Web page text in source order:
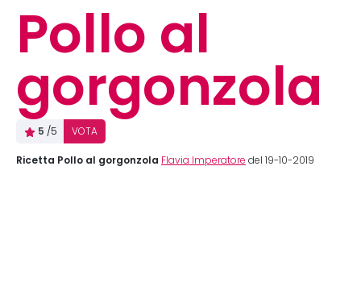
Pollo al
gorgonzola
5 /5 VOTA
Ricetta Pollo al gorgonzola Flavia Imperatore del 19-10-2019